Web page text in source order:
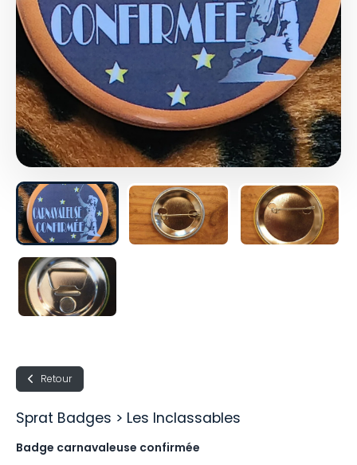
Retour
Sprat Badges > Les Inclassables
Badge carnavaleuse confirmée